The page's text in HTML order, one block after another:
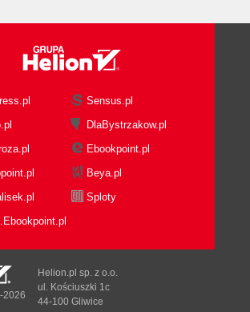
Sensus.pl
DlaBystrzakow.pl
Ebookpoint.pl
Beya.pl
Sploty
2026
Helion.pl sp. z o.o.
ul. Kościuszki 1c
44-100 Gliwice